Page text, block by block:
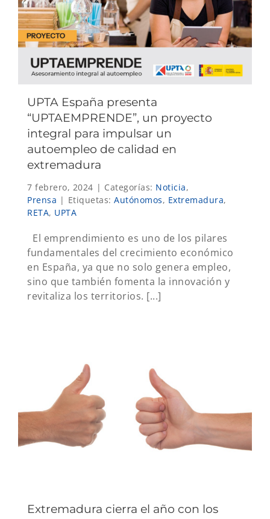
UPTA España presenta
“UPTAEMPRENDE”, un proyecto
integral para impulsar un
autoempleo de calidad en
extremadura
7 febrero, 2024 | Categorías: Noticia,
Prensa | Etiquetas: Autónomos, Extremadura,
RETA, UPTA
El emprendimiento es uno de los pilares
fundamentales del crecimiento económico
en España, ya que no solo genera empleo,
sino que también fomenta la innovación y
revitaliza los territorios. [...]
Extremadura cierra el año con los